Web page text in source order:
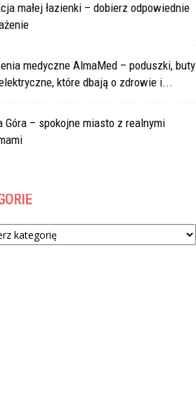
małej łazienki – dobierz odpowiednie
medyczne AlmaMed – poduszki, buty
które dbają o zdrowie i...
Góra – spokojne miasto z realnymi